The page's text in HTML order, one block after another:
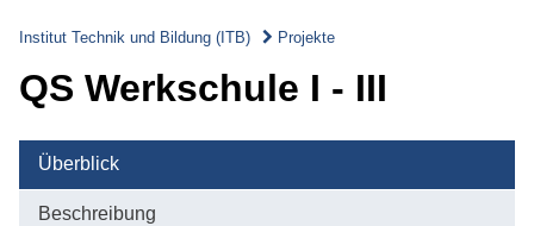
Projekte
Institut Technik und Bildung (ITB) Projekte
QS Werkschule I ‐ III
Überblick
Beschreibung